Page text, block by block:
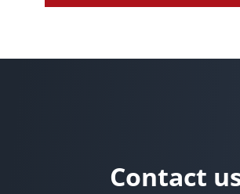
Contact